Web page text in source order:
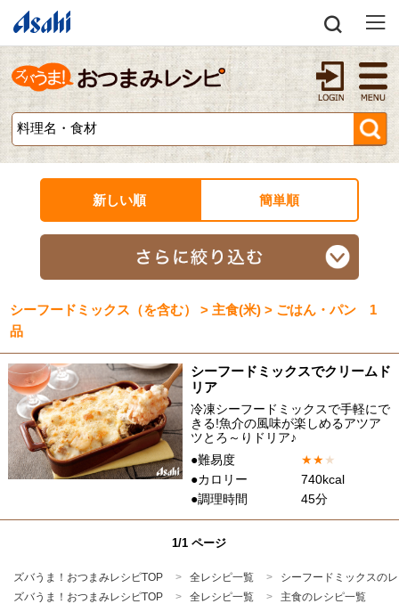
新しい順 簡単順
シーフードミックス（を含む） > 主食(米) > ごはん・パン 1
品
シーフードミックスでクリームド
リア
冷凍シーフードミックスで手軽にで
きる!魚介の風味が楽しめるアツア
ツとろ～りドリア♪
●難易度
★★★
●カロリー
740kcal
●調理時間
45分
1/1 ページ
ズバうま！おつまみレシピTOP 全レシピ一覧
シーフードミックスの
ズバうま！おつまみレシピTOP
全レシピ一覧 主食のレシピ一覧